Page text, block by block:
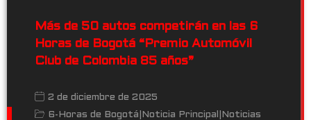
Más de 50 autos competirán en las 6
Horas de Bogotá “Premio Automóvil
Club de Colombia 85 años”
2 de diciembre de 2025
6-Horas de Bogotá
Noticia Principal Noticias